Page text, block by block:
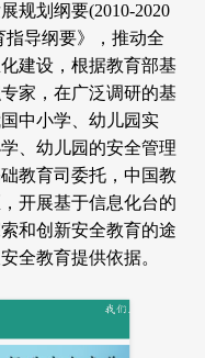
规划纲要(2010-2020
导纲要》，推动全
建设，根据教育部基
家，在广泛调研的基
中小学、幼儿园实
、幼儿园的安全管理
教育司委托，中国教
开展基于信息化台的
和创新安全教育的途
全教育提供依据。